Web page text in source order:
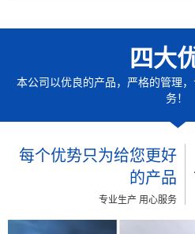
四大
本公司以优良的产品，严格的管理
务！
每个优势只为给您更好
的产品
专业生产 用心服务